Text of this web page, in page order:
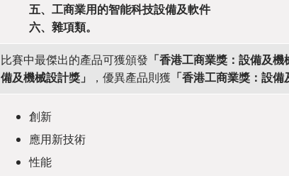
五、工商業用的智能科技設備及軟件
六、雜項類。
比賽中最傑出的產品可獲頒發 「香港工商業獎：設備及機
備及機械設計獎」
，優異產品則獲 「香港工商業獎：設
創新
應用新技術
性能